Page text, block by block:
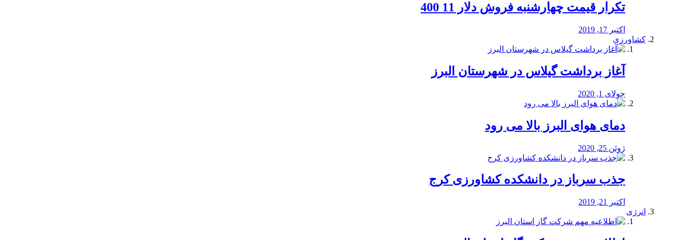
تکرار قیمت چهارشنبه فروش دلار 11 400
اکتبر 17, 2019
کشاورزی
آغاز برداشت گیلاس در شهرستان البرز
جولای 1, 2020
دمای هوای البرز بالا می رود
ژوئن 25, 2020
جذب سرباز در دانشکده کشاورزی کرج
اکتبر 21, 2019
انرژی